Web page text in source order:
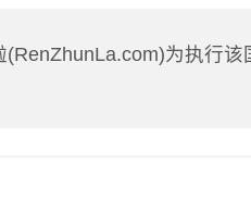
(RenZhunLa.com)为执行